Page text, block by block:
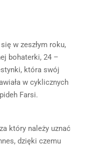
w zeszłym roku,
bohaterki, 24 –
która swój
w cyklicznych
Farsi.
który należy uznać
dzięki czemu